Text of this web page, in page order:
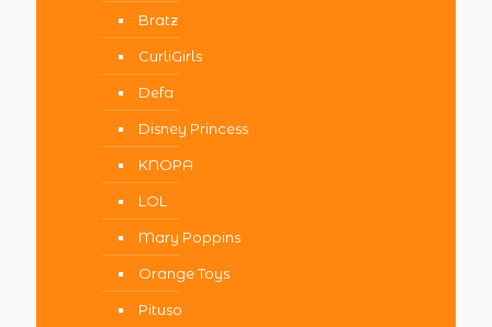
Bratz
CurliGirls
Defa
Disney Princess
KNOPA
LOL
Mary Poppins
Orange Toys
Pituso